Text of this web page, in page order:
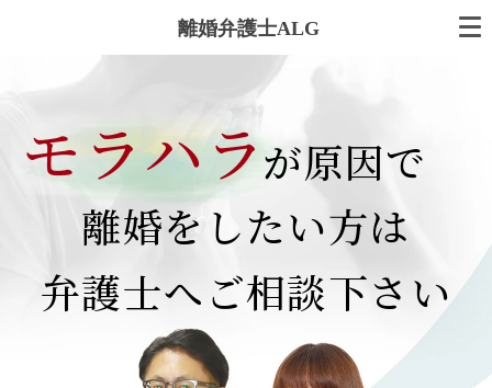
離婚弁護士ALG
モラハラが原因で
離婚をしたい方は
弁護士へご相談下さい